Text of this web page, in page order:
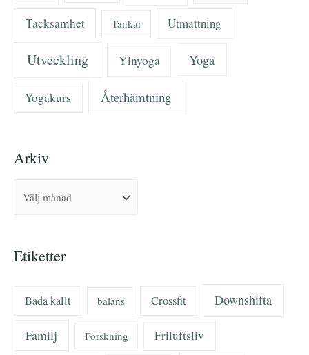
Tacksamhet Tankar Utmattning
Utveckling Yinyoga Yoga
Yogakurs Återhämtning
Arkiv
Etiketter
Bada kallt balans Crossfit Downshifta
Familj Forskning Friluftsliv